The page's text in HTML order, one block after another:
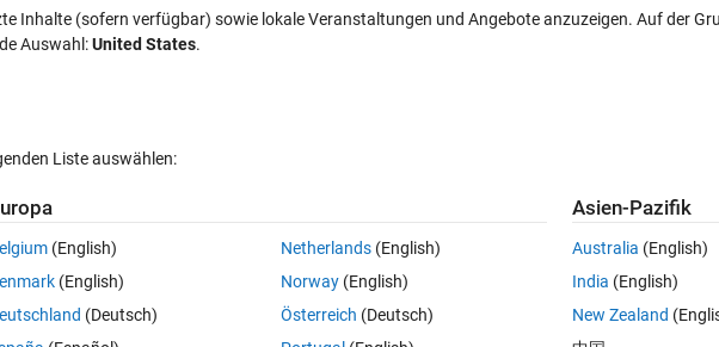
method,
Melden
Ältere Kommentare anzeigen
In MATLAB Online öffnen 0 Stimmen
when I checked it in the variables w2 is taking as NaN except all
w2. Same thing is coming for T2. If you have doubt kindly feel free
am 15
Inhalte (sofern verfügbar) sowie lokale Veranstaltungen und Angebote anzuzeigen. Auf der
Auswahl:United States.
Liste auswählen:
(English)
(English)
(Deutsch)
Netherlands(English)
Norway(English)
Österreich (Deutsch)
Asien-Pazifik
Australia (English)
India (English)
New Zealand